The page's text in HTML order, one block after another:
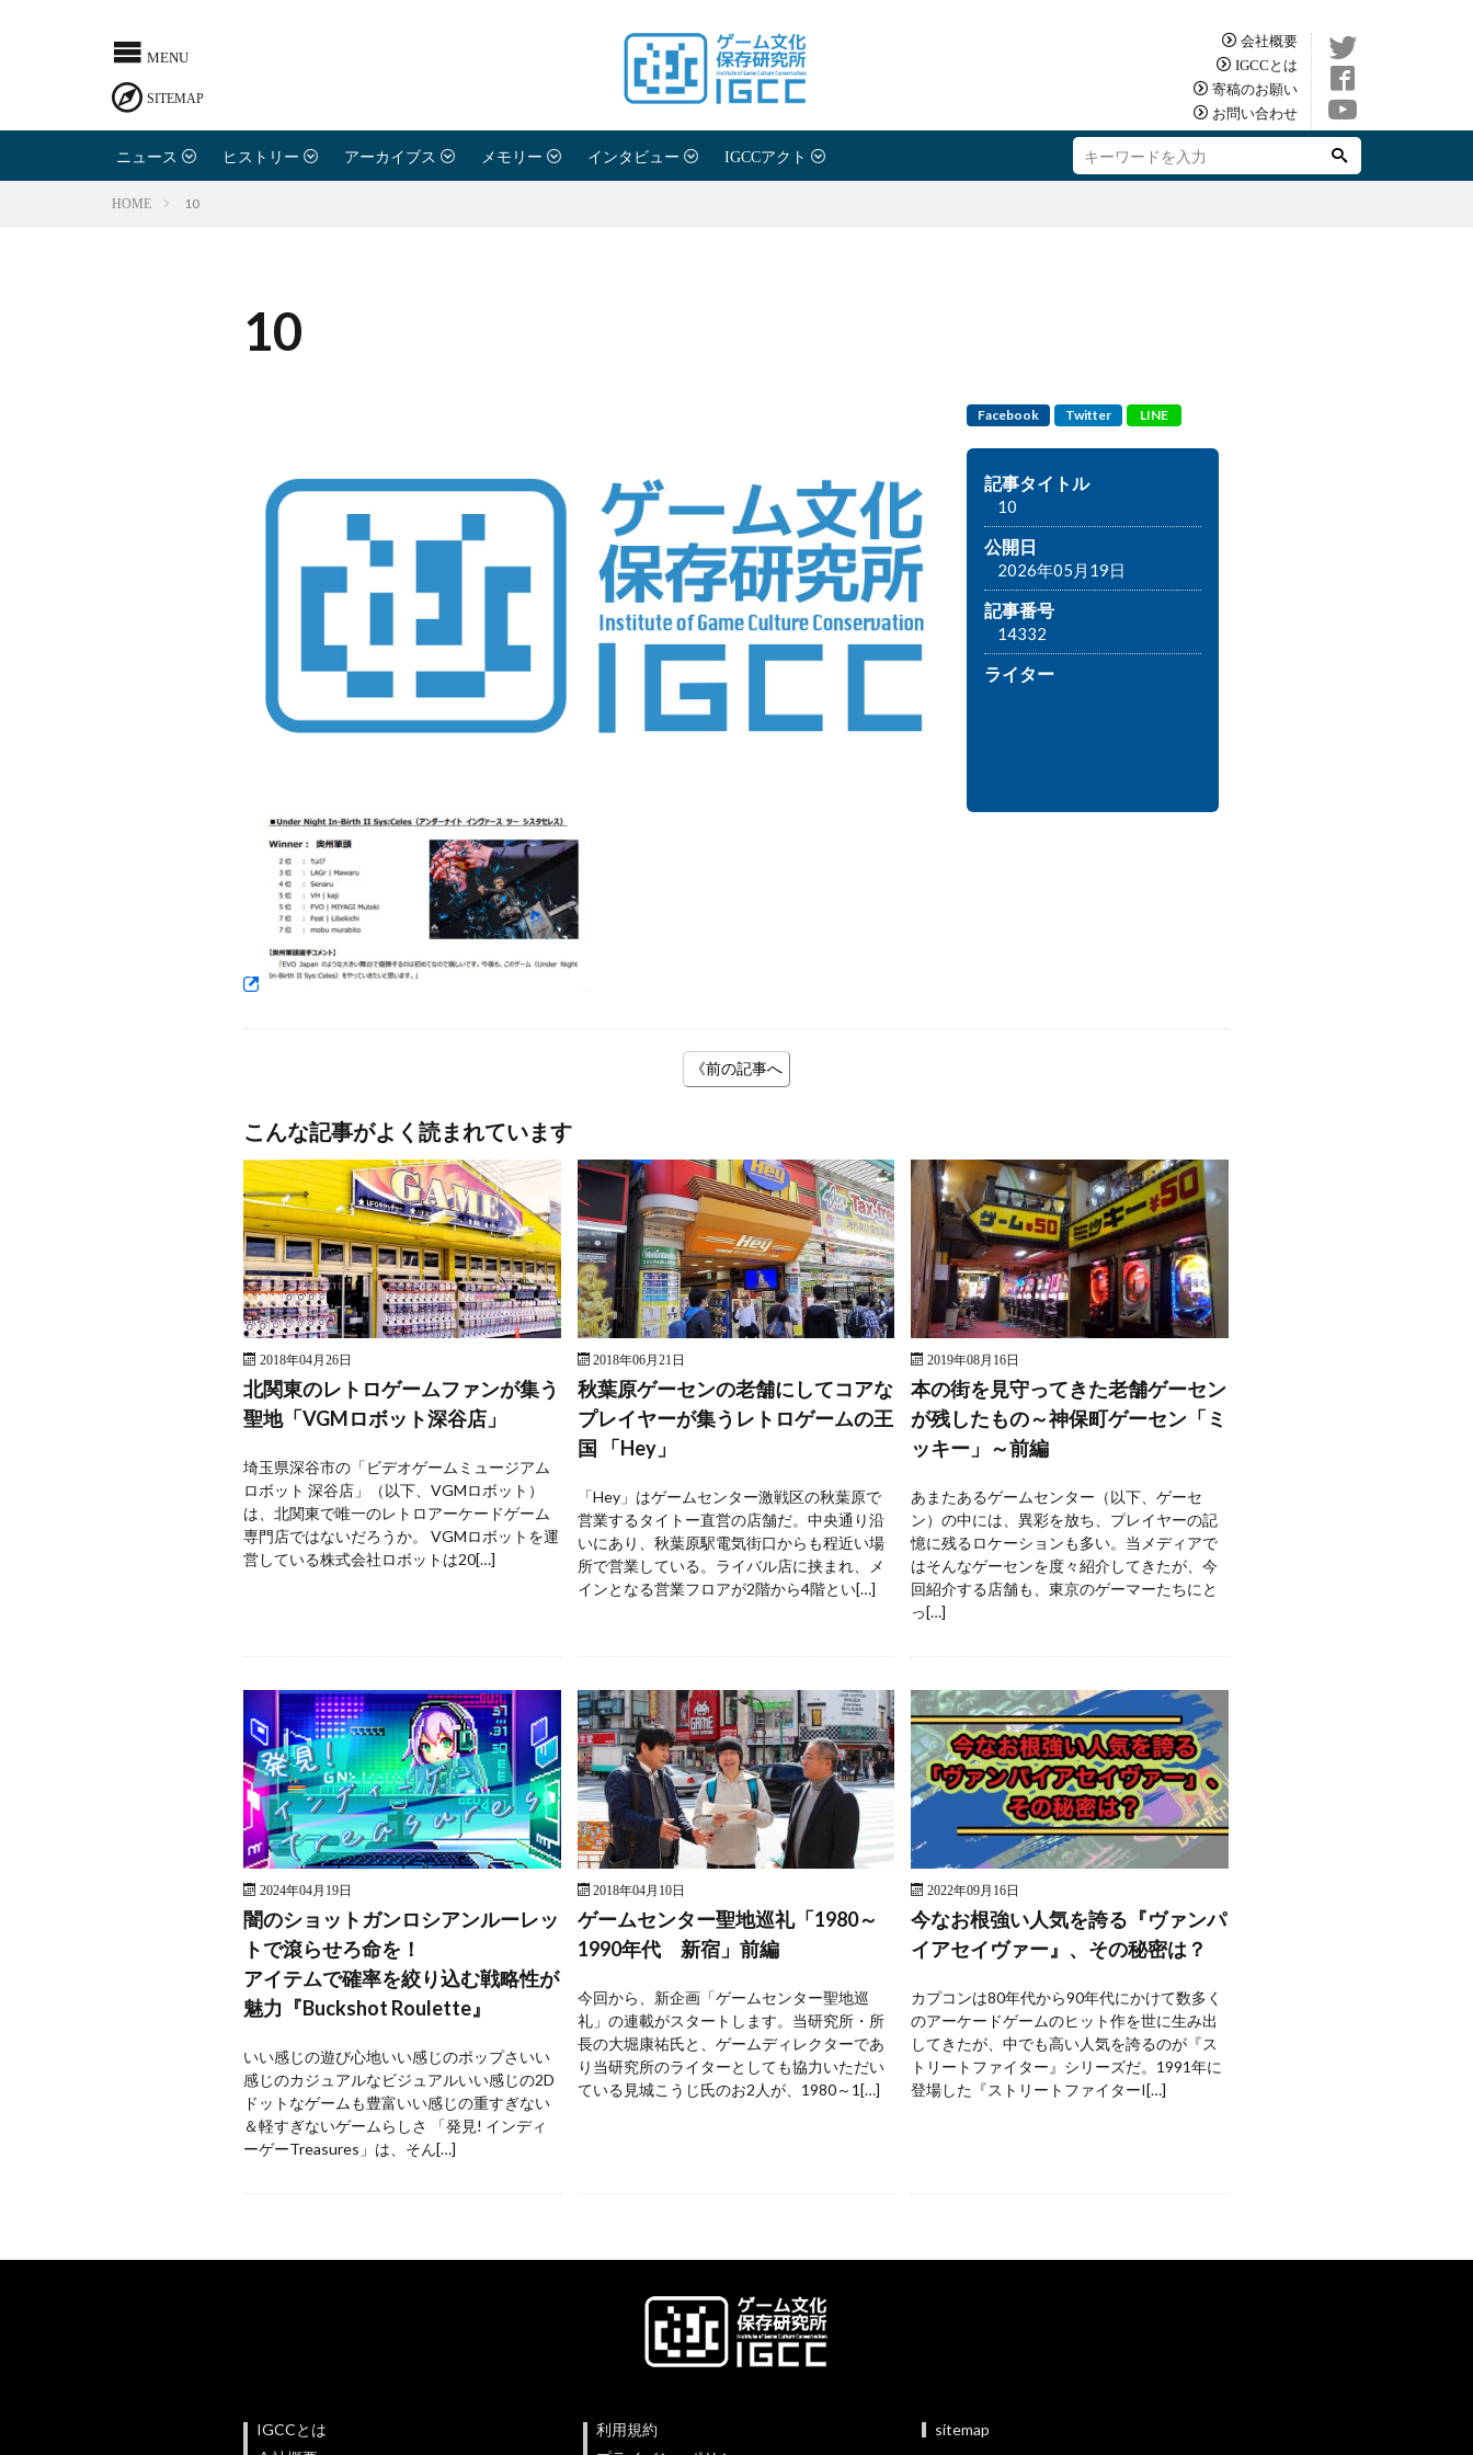
会社概要
IGCCとは
寄稿のお願い
お問い合わせ
ニュース ヒストリー アーカイブス メモリー インタビュー IGCCアクト
HOME 10
10
Facebook Twitter LINE
記事タイトル
10
公開日
2026年05月19日
記事番号
14332
ライター
《前の記事へ
こんな記事がよく読まれています
2018年04月26日
北関東のレトロゲームファンが集う
聖地「VGMロボット深谷店」
埼玉県深谷市の「ビデオゲームミュージアム
ロボット 深谷店」（以下、VGMロボット）
は、北関東で唯一のレトロアーケードゲーム
専門店ではないだろうか。 VGMロボットを運
営している株式会社ロボットは20[…]
2018年06月21日
秋葉原ゲーセンの老舗にしてコアな
プレイヤーが集うレトロゲームの王
国 「Hey」
「Hey」はゲームセンター激戦区の秋葉原で
営業するタイトー直営の店舗だ。中央通り沿
いにあり、秋葉原駅電気街口からも程近い場
所で営業している。ライバル店に挟まれ、メ
インとなる営業フロアが2階から4階とい[…]
2019年08月16日
本の街を見守ってきた老舗ゲーセン
が残したもの～神保町ゲーセン「ミ
ッキー」～前編
あまたあるゲームセンター（以下、ゲーセ
ン）の中には、異彩を放ち、プレイヤーの記
憶に残るロケーションも多い。当メディアで
はそんなゲーセンを度々紹介してきたが、今
回紹介する店舗も、東京のゲーマーたちにと
っ[…]
2024年04月19日
闇のショットガンロシアンルーレッ
トで滾らせろ命を！
アイテムで確率を絞り込む戦略性が
魅力『Buckshot Roulette』
いい感じの遊び心地いい感じのポップさいい
感じのカジュアルなビジュアルいい感じの2D
ドットなゲームも豊富いい感じの重すぎない
＆軽すぎないゲームらしさ 「発見! インディ
ーゲーTreasures」は、そん[…]
2018年04月10日
ゲームセンター聖地巡礼「1980～
1990年代 新宿」前編
今回から、新企画「ゲームセンター聖地巡
礼」の連載がスタートします。当研究所・所
長の大堀康祐氏と、ゲームディレクターであ
り当研究所のライターとしても協力いただい
ている見城こうじ氏のお2人が、1980～1[…]
2022年09月16日
今なお根強い人気を誇る『ヴァンパ
イアセイヴァー』、その秘密は？
カプコンは80年代から90年代にかけて数多く
のアーケードゲームのヒット作を世に生み出
してきたが、中でも高い人気を誇るのが『ス
トリートファイター』シリーズだ。1991年に
登場した『ストリートファイターI[…]
IGCCとは
利用規約
sitemap